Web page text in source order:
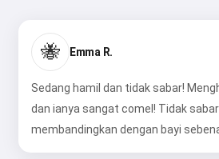
🐝 Emma R.
Sedang hamil dan tidak sabar!
dan ianya sangat comel! Tidak
membandingkan dengan bayi